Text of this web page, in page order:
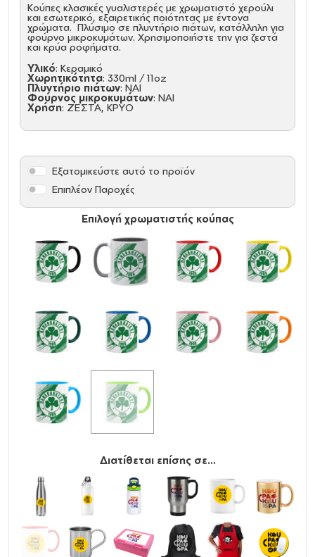
Κούπες κλασικές γυαλιστερές με χρωματιστό χερούλι
και εσωτερικό, εξαιρετικής ποιότητας με έντονα
χρώματα. Πλύσιμο σε πλυντήριο πιάτων, κατάλληλη για
φούρνο μικροκυμάτων. Χρησιμοποιήστε την για ζεστά
και κρύα ροφήματα.
Υλικό: Κεραμικό
Χωρητικότητα: 330ml / 11oz
Πλυντήριο πιάτων: ΝΑΙ
Φούρνος μικροκυμάτων: ΝΑΙ
Χρήση: ΖΕΣΤΑ, ΚΡΥΟ
Επιλογή χρωματιστής κούπας
Εξατομικεύστε αυτό το προϊόν
Επιπλέον Παροχές
Διατίθεται επίσης σε...